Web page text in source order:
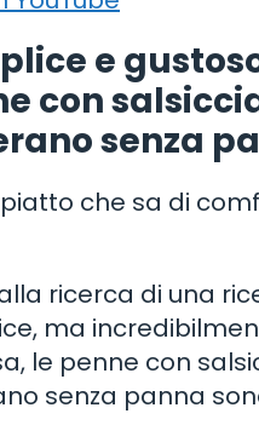
e
con
senza
piatto che sa di
ricerca di una
ma
le penne con
senza panna